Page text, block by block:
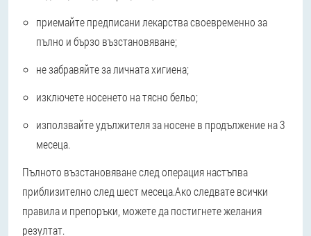
приемайте предписани лекарства своевременно за
пълно и бързо възстановяване;
не забравяйте за личната хигиена;
изключете носенето на тясно бельо;
използвайте удължителя за носене в продължение на 3
месеца.
Пълното възстановяване след операция настъпва
приблизително след шест месеца.Ако следвате всички
правила и препоръки, можете да постигнете желания
резултат.